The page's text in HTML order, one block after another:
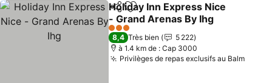
PartagerAjouter à mes favoris
Holiday Inn Express Nice
- Grand Arenas By Ihg
Consulter les prix
3 Étoiles
8,4 Très bien
5 222
à 1.4 km de : Cap 3000
Privilèges de repas exclusifs au Balm